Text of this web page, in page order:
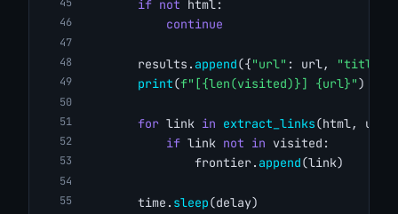
if not html:
continue
        results.
append({"url" : url, "title"
print(f"[{len(visited)}] {url}")
for link in extract_links(html, url,
if link not in visited:
                frontier.
append(link)
        time.
sleep(delay)